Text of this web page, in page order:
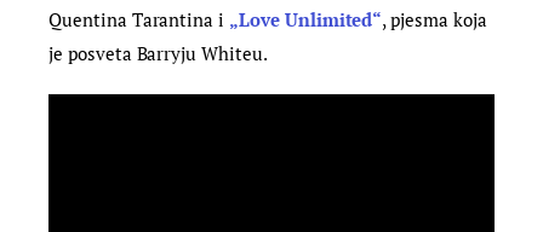
Quentina Tarantina i „Love Unlimited“, pjesma koja
je posveta Barryju Whiteu.